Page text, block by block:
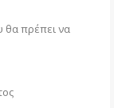
θα πρέπει να